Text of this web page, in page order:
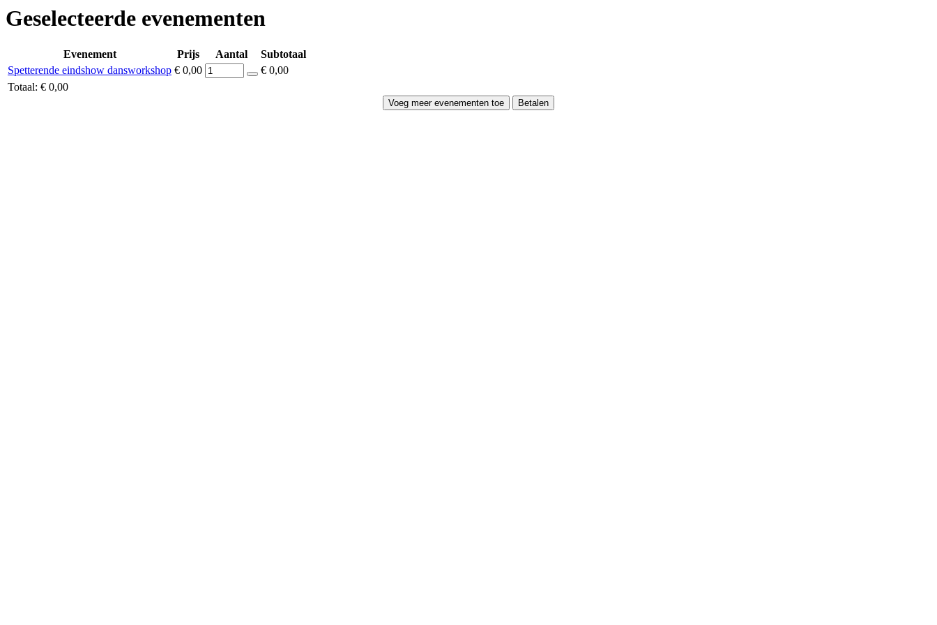
Geselecteerde evenementen
Evenement Prijs Aantal
Subtotaal
Spetterende eindshow dansworkshop € 0,00
€ 0,00
Totaal: € 0,00
Voeg meer evenementen toe Betalen